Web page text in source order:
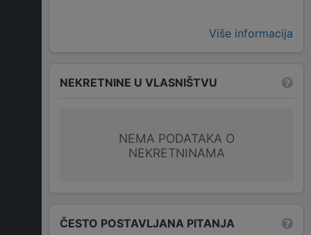
Više informacija
NEKRETNINE U VLASNIŠTVU
NEMA PODATAKA O
NEKRETNINAMA
ČESTO POSTAVLJANA PITANJA